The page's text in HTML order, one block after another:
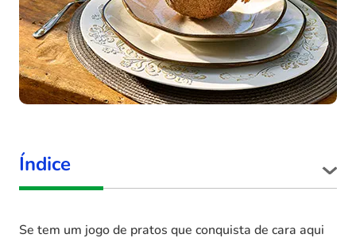
Se tem um jogo de pratos que conquista de cara aqui
Índice